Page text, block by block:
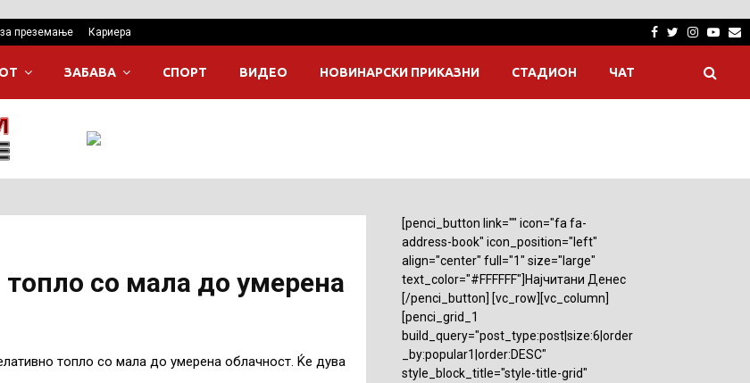
преземање Кариера Facebook
Twitter
ЗАБАВА СПОРТ ВИДЕО НОВИНАРСКИ ПРИКАЗНИ СТАДИОН ЧАТ
со мала до умерена
топло со мала до умерена облачност. Ќе дува
[penci_button link="" icon="fa fa-
address-book" icon_position="left"
align="center" full="1" size="large"
text_color="#FFFFFF"]Најчитани Денес
[/penci_button] [vc_row][vc_column]
[penci_grid_1
build_query="post_type:post|size:6|order
_by:popular1|order:DESC"
style_block_title="style-title-grid"